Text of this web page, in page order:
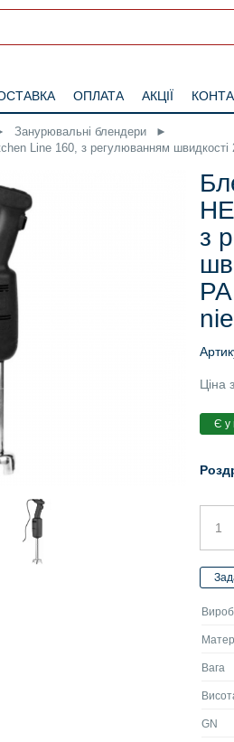
ОПЛАТА АКЦІЇ
Занурювальні блендери
►
Line 160, з регулюванням
з
Ціна
Вага
GN